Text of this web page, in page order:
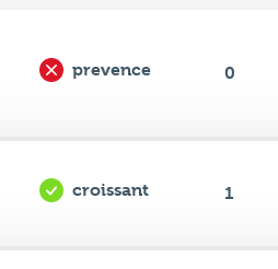
prevence 0
croissant 1